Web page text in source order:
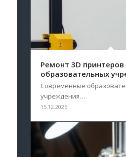
Ремонт 3D принтеров
образовательных
Современные
учреждения…
15.12.2025